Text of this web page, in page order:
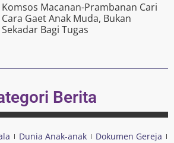
Komsos Macanan-Prambanan Cari
Cara Gaet Anak Muda, Bukan
Sekadar Bagi Tugas
Berita
Dunia Anak-anak
Dokumen Gereja